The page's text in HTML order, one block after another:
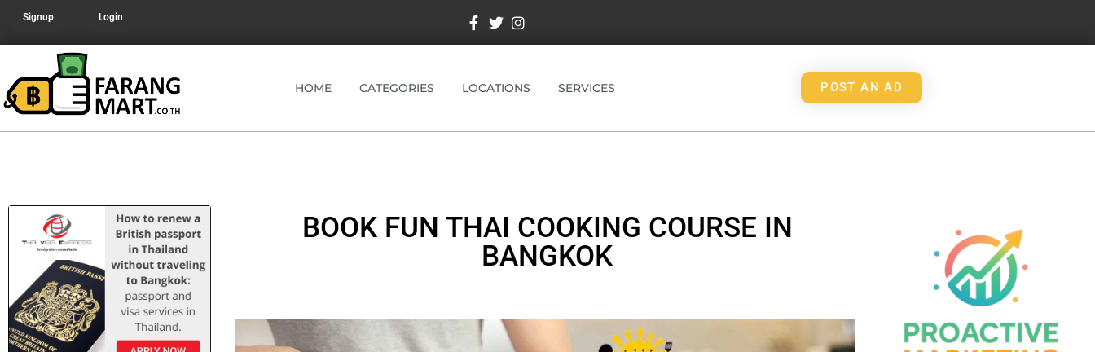
Signup Login
HOME CATEGORIES LOCATIONS SERVICES POST AN AD
BOOK FUN THAI COOKING COURSE IN
BANGKOK